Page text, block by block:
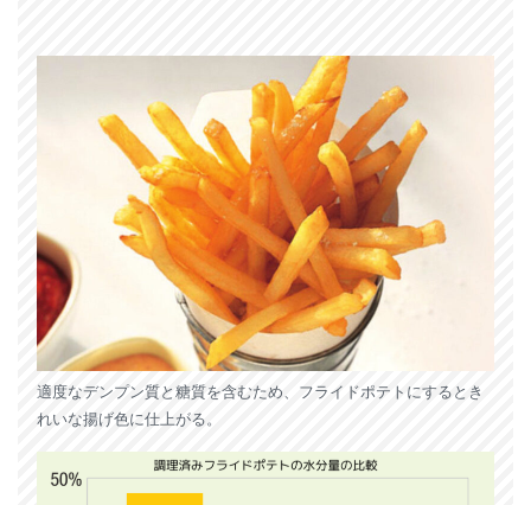
適度なデンプン質と糖質を含むため、フライドポテトにするとき
れいな揚げ色に仕上がる。